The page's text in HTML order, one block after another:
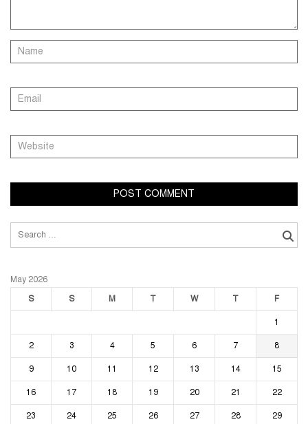
Search
May 2026
S
S M T W T F
1
2 3 4 5 6 7 8
9 10 11 12 13 14 15
16 17 18 19 20 21 22
23 24 25 26 27 28 29